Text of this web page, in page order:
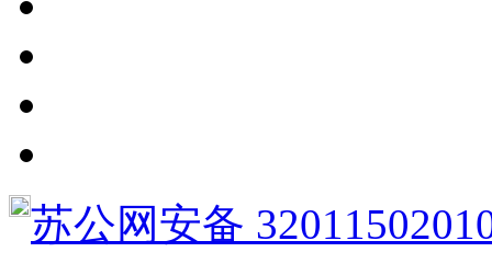
苏公网安备